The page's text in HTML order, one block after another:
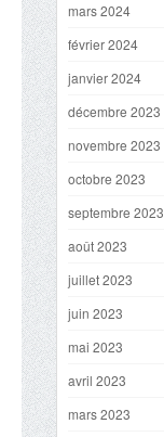
mars 2024
février 2024
janvier 2024
décembre 2023
novembre 2023
octobre 2023
septembre 2023
août 2023
juillet 2023
juin 2023
mai 2023
avril 2023
mars 2023